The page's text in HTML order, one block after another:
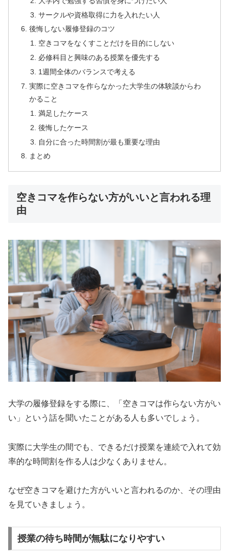
サークルや資格取得に力を入れたい人
後悔しない履修登録のコツ
空きコマをなくすことだけを目的にしない
必修科目と興味のある授業を優先する
1週間全体のバランスで考える
実際に空きコマを作らなかった大学生の体験談からわ
かること
満足したケース
後悔したケース
自分に合った時間割が最も重要な理由
まとめ
空きコマを作らない方がいいと言われる理
由
大学の履修登録をする際に、「空きコマは作らない方がい
い」という話を聞いたことがある人も多いでしょう。
実際に大学生の間でも、できるだけ授業を連続で入れて効
率的な時間割を作る人は少なくありません。
なぜ空きコマを避けた方がいいと言われるのか、その理由
を見ていきましょう。
授業の待ち時間が無駄になりやすい